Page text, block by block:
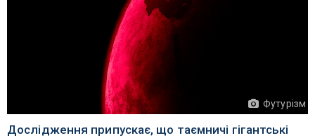
Футурізм
Дослідження припускає, що таємничі гігантські